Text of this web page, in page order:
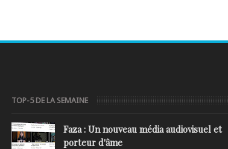
TOP-5 DE LA SEMAINE
Faza : Un nouveau média audiovisuel et
porteur d'âme